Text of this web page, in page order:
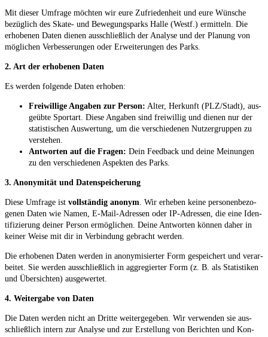
Mit die­ser Umfra­ge möch­ten wir eure Zufrie­den­heit und eure Wün­sche
bezüg­lich des Skate- und Bewe­gungs­parks Hal­le (Westf.) ermit­teln. Die
erho­be­nen Daten die­nen aus­schließ­lich der Ana­ly­se und der Pla­nung von
mög­li­chen Ver­bes­se­run­gen oder Erwei­te­run­gen des Parks.
2. Art der erho­be­nen Daten
Es wer­den fol­gen­de Daten erhoben:
Frei­wil­li­ge Anga­ben zur Per­son: Alter, Her­kunft (PLZ/Stadt), aus­
ge­üb­te Sport­art. Die­se Anga­ben sind frei­wil­lig und die­nen nur der
sta­tis­ti­schen Aus­wer­tung, um die ver­schie­de­nen Nut­zer­grup­pen zu
verstehen.
Ant­wor­ten auf die Fra­gen: Dein Feed­back und dei­ne Mei­nun­gen
zu den ver­schie­de­nen Aspek­ten des Parks.
3. Anony­mi­tät und Datenspeicherung
Die­se Umfra­ge ist voll­stän­dig anonym . Wir erhe­ben kei­ne per­so­nen­be­zo­
ge­nen Daten wie Namen, E‑Mail-Adres­sen oder IP-Adres­sen, die eine Iden­
ti­fi­zie­rung dei­ner Per­son ermög­li­chen. Dei­ne Ant­wor­ten kön­nen daher in
kei­ner Wei­se mit dir in Ver­bin­dung gebracht werden.
Die erho­be­nen Daten wer­den in anony­mi­sier­ter Form gespei­chert und ver­ar­
bei­tet. Sie wer­den aus­schließ­lich in agg­re­gier­ter Form (z. B. als Sta­tis­ti­ken
und Über­sich­ten) ausgewertet.
4. Wei­ter­ga­be von Daten
Die Daten wer­den nicht an Drit­te wei­ter­ge­ge­ben. Wir ver­wen­den sie aus­
schließ­lich intern zur Ana­ly­se und zur Erstel­lung von Berich­ten und Kon­